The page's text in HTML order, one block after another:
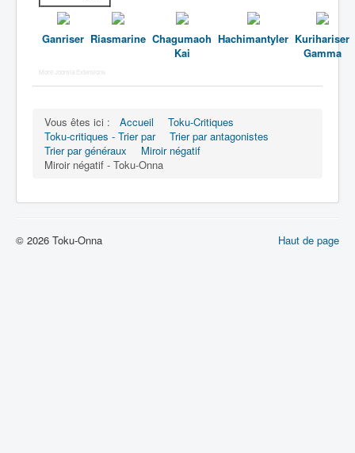
Ganriser Riasmarine Chagumaoh
Kai
Hachimantyler Kurihariser
Gamma
More Joomla Extensions
Vous êtes ici : Accueil
Toku-Critiques
Toku-critiques - Trier par
Trier par antagonistes
Trier par généraux
Miroir négatif
Miroir négatif - Toku-Onna
Haut de page
© 2026 Toku-Onna